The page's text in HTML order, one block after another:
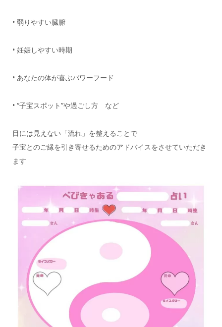
• 弱りやすい臓腑
• 妊娠しやすい時期
• あなたの体が喜ぶパワーフード
• “子宝スポット”や過ごし方 など
目には見えない「流れ」を整えることで
子宝とのご縁を引き寄せるためのアドバイスをさせていただき
ます